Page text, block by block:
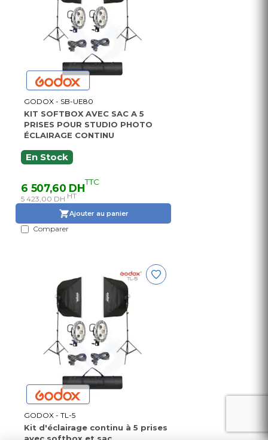
GODOX - SB-UE80
KIT SOFTBOX AVEC SAC A 5
PRISES POUR STUDIO PHOTO
ÉCLAIRAGE CONTINU
En Stock
6 507,60 DHTTC
5 423,00 DH HT
Ajouter au panier
Comparer
GODOX - TL-5
Kit d'éclairage continu à 5 prises